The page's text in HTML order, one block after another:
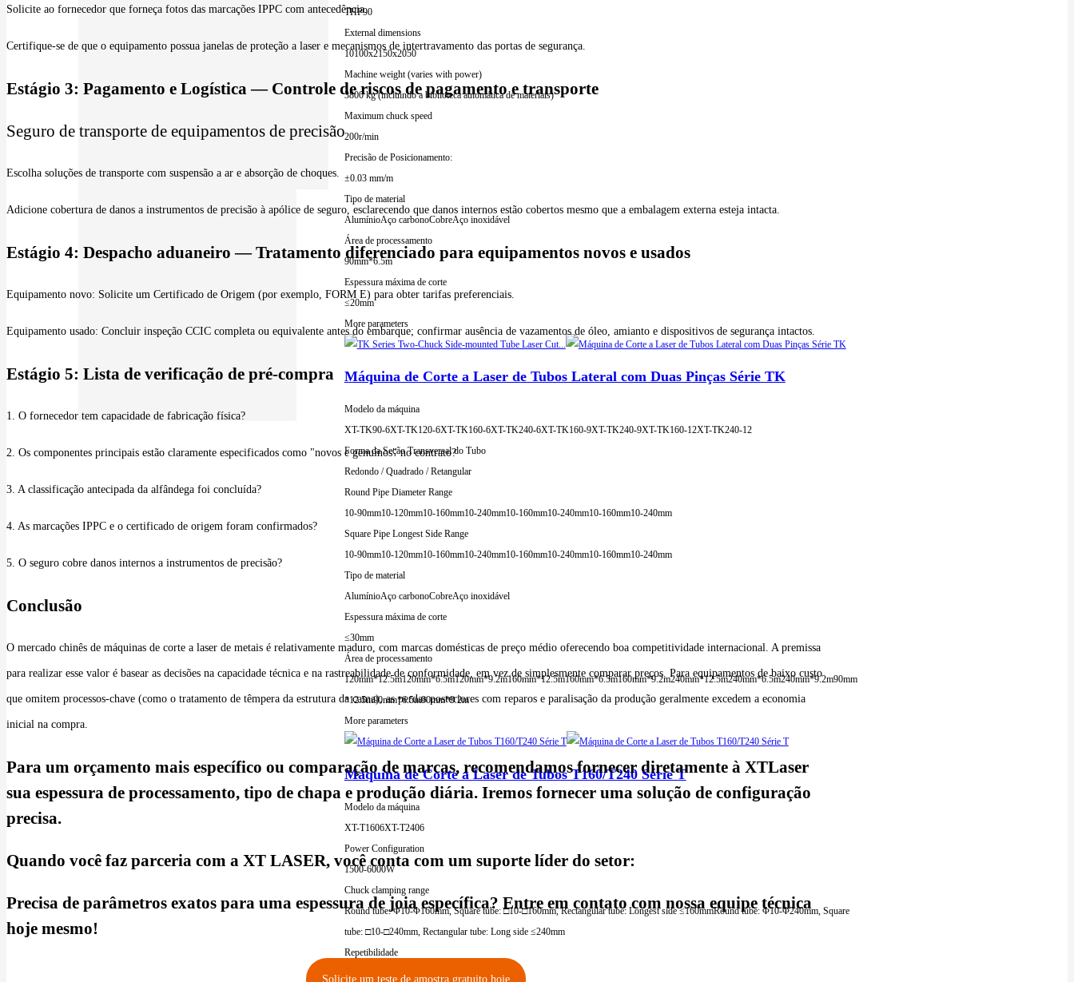
THP90
External dimensions
10100x2150x2050
Machine weight (varies with power)
3800 kg (incluindo a biblioteca automática de materiais)
Maximum chuck speed
200r/min
Precisão de Posicionamento:
±0.03 mm/m
Tipo de material
AlumínioAço carbonoCobreAço inoxidável
Área de processamento
90mm*6.5m
Espessura máxima de corte
≤20mm
More parameters
Máquina de Corte a Laser de Tubos Lateral com Duas Pinças Série TK
Modelo da máquina
XT-TK90-6XT-TK120-6XT-TK160-6XT-TK240-6XT-TK160-9XT-TK240-9XT-TK160-12XT-TK240-12
Forma da Seção Transversal do Tubo
Redondo / Quadrado / Retangular
Round Pipe Diameter Range
10-90mm10-120mm10-160mm10-240mm10-160mm10-240mm10-160mm10-240mm
Square Pipe Longest Side Range
10-90mm10-120mm10-160mm10-240mm10-160mm10-240mm10-160mm10-240mm
Tipo de material
AlumínioAço carbonoCobreAço inoxidável
Espessura máxima de corte
≤30mm
Área de processamento
120mm*12.5m120mm*6.5m120mm*9.2m160mm*12.5m160mm*6.5m160mm*9.2m240mm*12.5m240mm*6.5m240mm*9.2m90mm
*12.5m90mm*6.5m90mm*9.2m
More parameters
Máquina de Corte a Laser de Tubos T160/T240 Série T
Modelo da máquina
XT-T1606XT-T2406
Power Configuration
1500-6000W
Chuck clamping range
Round tube: Φ10-Φ160mm, Square tube: □10-□160mm, Rectangular tube: Longest side ≤160mmRound tube: Φ10-Φ240mm, Square
tube: □10-□240mm, Rectangular tube: Long side ≤240mm
Repetibilidade
±0,03 mm
Solicite ao fornecedor que forneça fotos das marcações IPPC com antecedência.
Certifique-se de que o equipamento possua janelas de proteção a laser e mecanismos de intertravamento das portas de segurança.
Estágio 3: Pagamento e Logística — Controle de riscos de pagamento e transporte
Seguro de transporte de equipamentos de precisão
Escolha soluções de transporte com suspensão a ar e absorção de choques.
Adicione cobertura de danos a instrumentos de precisão à apólice de seguro, esclarecendo que danos internos estão cobertos mesmo que a embalagem externa esteja intacta.
Estágio 4: Despacho aduaneiro — Tratamento diferenciado para equipamentos novos e usados
Equipamento novo: Solicite um Certificado de Origem (por exemplo, FORM E) para obter tarifas preferenciais.
Equipamento usado: Concluir inspeção CCIC completa ou equivalente antes do embarque; confirmar ausência de vazamentos de óleo, amianto e dispositivos de segurança intactos.
Estágio 5: Lista de verificação de pré-compra
1. O fornecedor tem capacidade de fabricação física?
2. Os componentes principais estão claramente especificados como "novos e genuínos" no contrato?
3. A classificação antecipada da alfândega foi concluída?
4. As marcações IPPC e o certificado de origem foram confirmados?
5. O seguro cobre danos internos a instrumentos de precisão?
Conclusão
O mercado chinês de máquinas de corte a laser de metais é relativamente maduro, com marcas domésticas de preço médio oferecendo boa competitividade internacional. A premissa
para realizar esse valor é basear as decisões na capacidade técnica e na rastreabilidade de conformidade, em vez de simplesmente comparar preços. Para equipamentos de baixo custo
que omitem processos-chave (como o tratamento de têmpera da estrutura da cama), as perdas posteriores com reparos e paralisação da produção geralmente excedem a economia
inicial na compra.
Para um orçamento mais específico ou comparação de marcas, recomendamos fornecer diretamente à XTLaser
sua espessura de processamento, tipo de chapa e produção diária. Iremos fornecer uma solução de configuração
precisa.
Quando você faz parceria com a XT LASER, você conta com um suporte líder do setor:
Precisa de parâmetros exatos para uma espessura de joia específica? Entre em contato com nossa equipe técnica
hoje mesmo!
Solicite um teste de amostra gratuito hoje